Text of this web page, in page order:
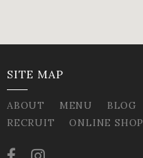
SITE MAP
ABOUT MENU BLOG
RECRUIT
ONLINE SHOP